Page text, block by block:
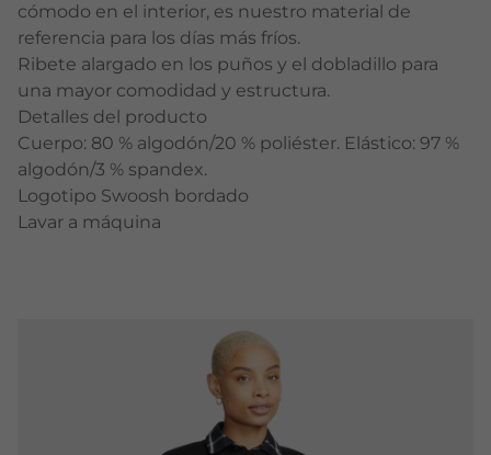
cómodo en el interior, es nuestro material de
referencia para los días más fríos.
Ribete alargado en los puños y el dobladillo para
una mayor comodidad y estructura.
Detalles del producto
Cuerpo: 80 % algodón/20 % poliéster. Elástico: 97 %
algodón/3 % spandex.
Logotipo Swoosh bordado
Lavar a máquina